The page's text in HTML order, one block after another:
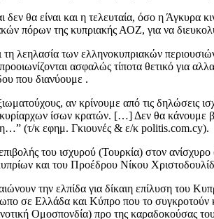
θα είναι και η τελευταία, όσο η Άγκυρα
πόρων της κυπριακής ΑΟΖ, για να
λεηλασία των ελληνοκυπριακών
ασφαλώς τίποτα θετικό για
που διανύουμε .
αν κρίνουμε από τις
ίσων κρατών. […] Δεν θα κάνουμε
(τ/κ εφημ. Γκιουνές & ε/κ politis.com.cy).
του ισχυρού (Τουρκία) στον
και του Προέδρου Νίκου
την ελπίδα για δίκαιη επίλυση
σε Ελλάδα και Κύπρο που το συγκροτούν
Ομοσπονδία) προ της καραδοκούσας